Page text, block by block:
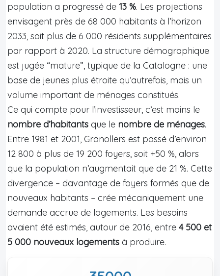
population a progressé de 13 %. Les projections
envisagent près de 68 000 habitants à l’horizon
2033, soit plus de 6 000 résidents supplémentaires
par rapport à 2020. La structure démographique
est jugée “mature”, typique de la Catalogne : une
base de jeunes plus étroite qu’autrefois, mais un
volume important de ménages constitués.
Ce qui compte pour l’investisseur, c’est moins le
nombre d’habitants que le nombre de ménages.
Entre 1981 et 2001, Granollers est passé d’environ
12 800 à plus de 19 200 foyers, soit +50 %, alors
que la population n’augmentait que de 21 %. Cette
divergence – davantage de foyers formés que de
nouveaux habitants – crée mécaniquement une
demande accrue de logements. Les besoins
avaient été estimés, autour de 2016, entre 4 500 et
5 000 nouveaux logements à produire.